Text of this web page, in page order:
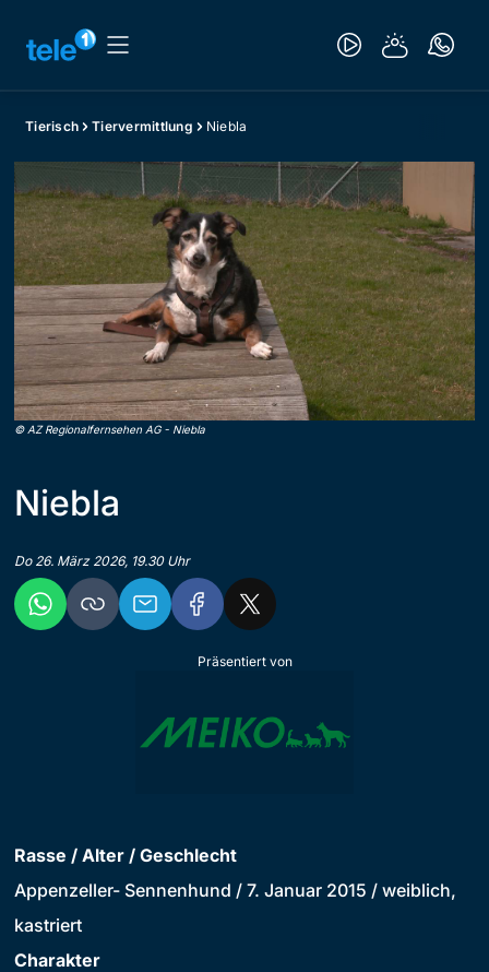
Tierisch Tiervermittlung Niebla
© AZ Regionalfernsehen AG- Niebla
Niebla
Do 26. März 2026, 19.30 Uhr
Präsentiert von
Rasse / Alter / Geschlecht
Appenzeller- Sennenhund / 7. Januar 2015 / weiblich,
kastriert
Charakter